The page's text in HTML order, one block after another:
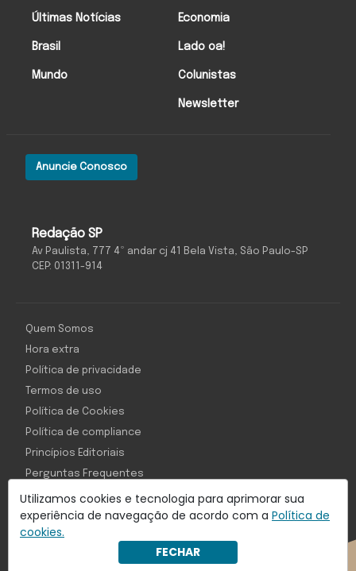
Utilizamos cookies e tecnologia para aprimorar sua
experiência de navegação de acordo com a Política de
cookies.
FECHAR
Redação SP
Av Paulista, 777 4º andar cj 41 Bela Vista, São Paulo-SP
CEP: 01311-914
Anuncie Conosco
Últimas Notícias
Brasil
Mundo
Economia
Lado oa!
Colunistas
Newsletter
Com inteligência e tecnologia:
Object1ve - Marketing Solution
Quem Somos
Hora extra
Política de privacidade
Termos de uso
Política de Cookies
Política de compliance
Princípios Editoriais
Perguntas Frequentes